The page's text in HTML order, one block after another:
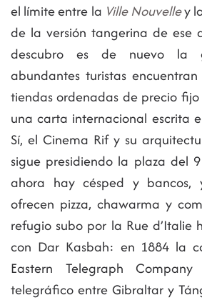
el límite entre la Ville Nouvelley
de la versión tangerina de ese
descubro es de nuevo la
abundantes turistas
tiendas ordenadas de precio
una carta internacional escrita
Sí, el Cinema Rif y su
sigue presidiendo la plaza del
ahora hay césped y bancos,
ofrecen pizza, chawarma y
refugio subo por la Rue d’Italie
con Dar Kasbah: en 1884 la
Eastern Telegraph
telegráfico entre Gibraltar y